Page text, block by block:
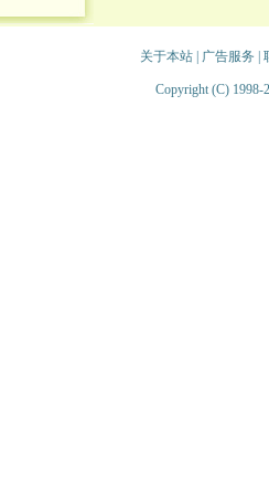
关于本站| 广告服务
Copyright (C) 1998-